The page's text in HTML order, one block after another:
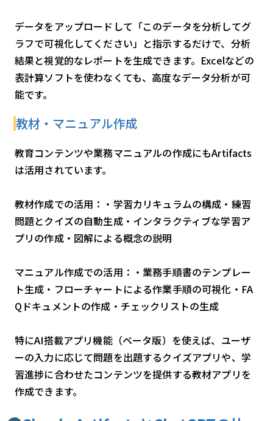
データをアップロードして「このデータを分析してグ
ラフで可視化してください」と指示するだけで、分析
結果と視覚的なレポートを生成できます。Excelなどの
表計算ソフトを使わなくても、高度なデータ分析が可
能です。
教材・マニュアル作成
教育コンテンツや業務マニュアルの作成にもArtifacts
は活用されています。
教材作成での活用：・学習カリキュラムの構成・練習
問題とクイズの自動生成・インタラクティブな学習ア
プリの作成・図解による概念の説明
マニュアル作成での活用：・業務手順書のテンプレー
ト生成・フローチャートによる作業手順の可視化・FA
Qドキュメントの作成・チェックリストの生成
特にAI搭載アプリ機能（ベータ版）を使えば、ユーザ
ーの入力に応じて問題を出題するクイズアプリや、学
習進捗に合わせたコンテンツを提供する教材アプリを
作成できます。